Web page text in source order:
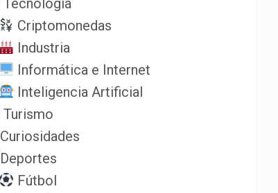
Tecnología
Criptomonedas
Industria
Informática e Internet
Inteligencia Artificial
Turismo
Curiosidades
Deportes
Fútbol